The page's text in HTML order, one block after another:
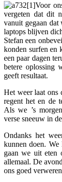
Voor
vergeten dat dit
vanuit gegaan
laptops blijven
Stefan een
konden surfen
een paar dagen
betere oplossing
geeft resultaat.
Het weer laat ons
regent het en de
Als we ’s
verse sneeuw in
Ondanks het
kunnen doen. We
gaan we uit eten
allemaal. De
ons goed